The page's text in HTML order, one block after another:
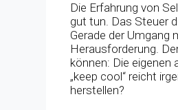
Die Erfahrung von
gut tun. Das Steuer
Gerade der Umgang
Herausforderung.
können: Die eigenen
„keep cool“ reicht
herstellen?